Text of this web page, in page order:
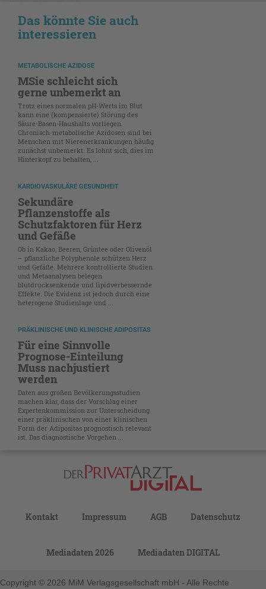
Das könnte Sie auch
interessieren
METABOLISCHE AZIDOSE
MSie schleicht sich
gerne unbemerkt an
Trotz eines normalen pH-Werts im Blut
kann eine (kompensierte) Störung des
Säure-Basen-Haushalts vorliegen.
Chronisch-metabolische Azidosen sind bei
Menschen mit Nierenerkrankungen häufig
zunächst unbemerkt. Es lohnt sich, dies im
Hinterkopf zu behalten, ...
KARDIOVASKULÄRE GESUNDHEIT
Sekundäre
Pflanzenstoffe als
Schutzfaktoren für Herz
und Gefäße
Ob in Kakao, Beeren, Grüntee oder Olivenöl
– pflanzliche Polyphenole schützen Herz
und Gefäße. Mehrere kontrollierte Studien
und Metaanalysen belegen
blutdrucksenkende und lipidverbessernde
Effekte. Die Evidenz ist jedoch durch eine
heterogene Studienlage und ...
PRÄKLINISCHE UND KLINISCHE ADIPOSITAS
Für eine Sinnvolle
Prognose-Einteilung
Muss nachjustiert
werden
Daten aus großen Bevölkerungsstudien
machen klar, dass der Vorschlag einer
Expertenkommission zur Unterscheidung
einer präklinischen von einer klinischen
Form der Adipositas prognostisch relevant
ist. Das diagnostische Vorgehen ...
Kontakt Impressum AGB Datenschutz
Mediadaten 2026 Mediadaten DIGITAL
Copyright © 2026 MiM Verlagsgesellschaft mbH - Alle Rechte